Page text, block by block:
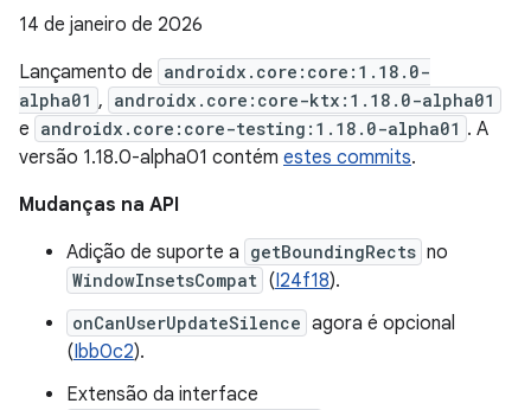
14 de janeiro de 2026
Lançamento de androidx.core:core:1.18.0-
alpha01 , androidx.core:core-ktx:1.18.0-alpha01
e androidx.core:core-testing:1.18.0-alpha01 . A
versão 1.18.0-alpha01 contém estes commits.
Mudanças na API
Adição de suporte a getBoundingRects no
WindowInsetsCompat (I24f18).
onCanUserUpdateSilence agora é opcional
(Ibb0c2).
Extensão da interface